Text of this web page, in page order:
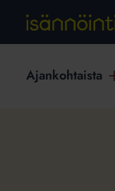
Ajankohtaista